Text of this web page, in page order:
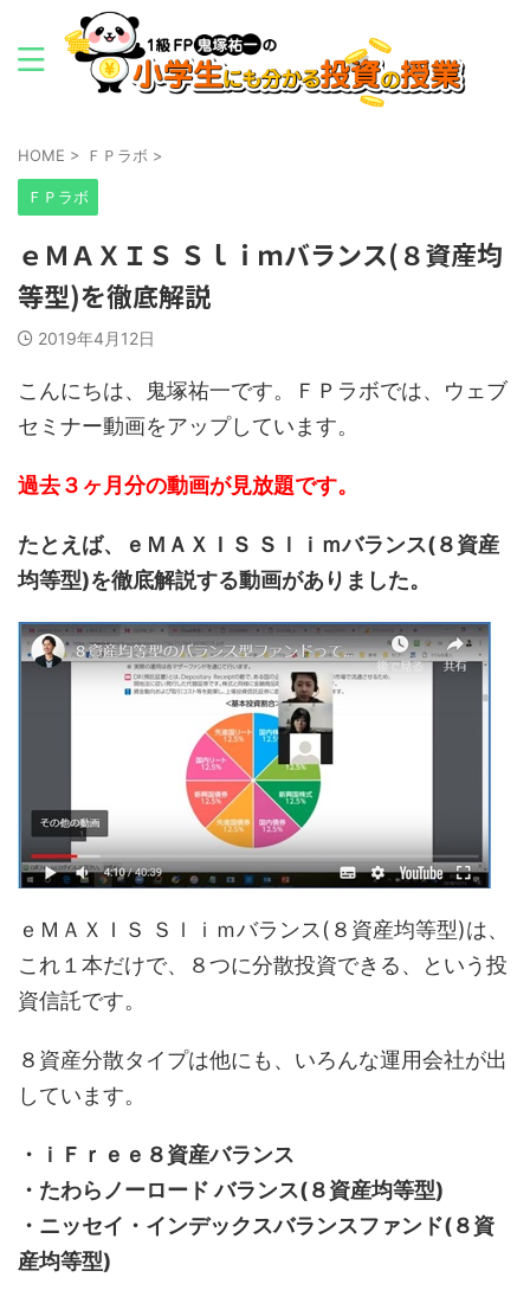
HOME > ＦＰラボ >
ＦＰラボ
ｅＭＡＸＩＳ Ｓｌｉｍバランス(８資産均
等型)を徹底解説
2019年4月12日
こんにちは、鬼塚祐一です。ＦＰラボでは、ウェブ
セミナー動画をアップしています。
過去３ヶ月分の動画が見放題です。
たとえば、ｅＭＡＸＩＳ Ｓｌｉｍバランス(８資産
均等型)を徹底解説する動画がありました。
ｅＭＡＸＩＳ Ｓｌｉｍバランス(８資産均等型)は、
これ１本だけで、８つに分散投資できる、という投
資信託です。
８資産分散タイプは他にも、いろんな運用会社が出
しています。
・ｉＦｒｅｅ８資産バランス
・たわらノーロード バランス(８資産均等型)
・ニッセイ・インデックスバランスファンド(８資
産均等型)